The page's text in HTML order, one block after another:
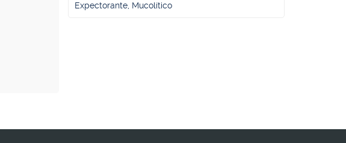
Expectorante, Mucolítico